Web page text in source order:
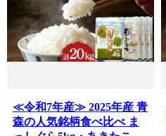
≪令和7年産≫ 2025年産 青
森の人気銘柄食べ比べ ま